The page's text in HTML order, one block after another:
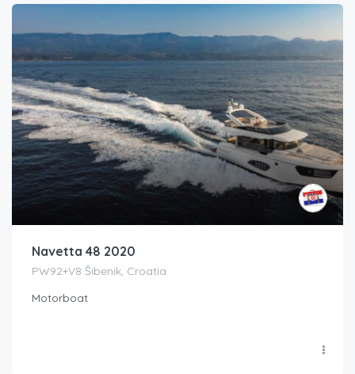
Navetta 48 2020
PW92+V8 Šibenik, Croatia
Motorboat